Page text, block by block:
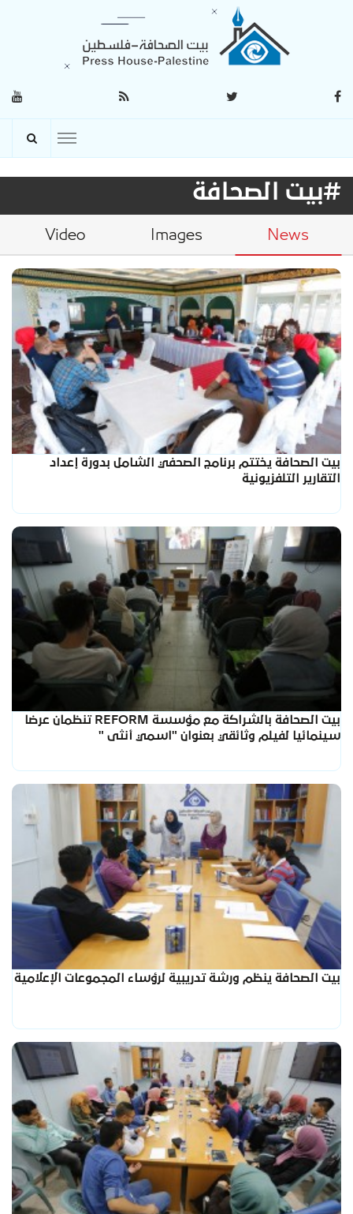
#بيت الصحافة
News
Images
Video
بيت الصحافة يختتم برنامج الصحفي الشامل بدورة إعداد
التقارير التلفزيونية
بيت الصحافة بالشراكة مع مؤسسة REFORM تنظمان عرضا
سينمائيا لفيلم وثائقي بعنوان "اسمي أنثى "
بيت الصحافة ينظم ورشة تدريبية لرؤساء المجموعات الإعلامية